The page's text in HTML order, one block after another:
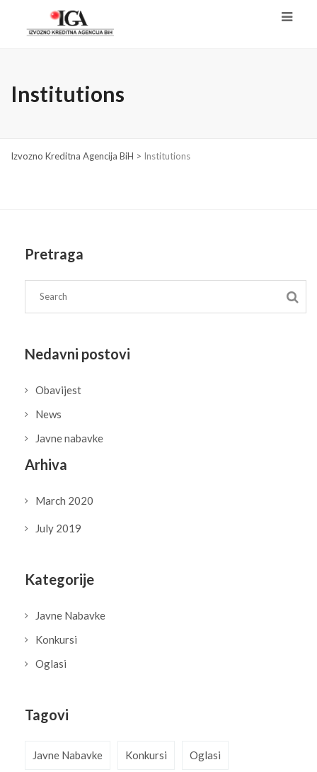
Institutions
Izvozno Kreditna Agencija BiH > Institutions
Pretraga
Nedavni postovi
Obavijest
News
Javne nabavke
Arhiva
March 2020
July 2019
Kategorije
Javne Nabavke
Konkursi
Oglasi
Tagovi
Javne Nabavke Konkursi Oglasi